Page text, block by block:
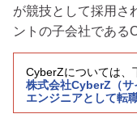
が競技として採用さ
ントの子会社である
CyberZについては、
株式会社CyberZ（サ
エンジニアとして転